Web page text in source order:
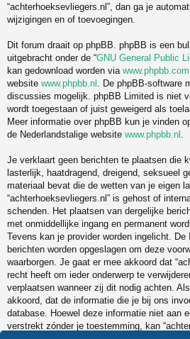
“achterhoeksevliegers.nl”, dan ga je
wijzigingen en of toevoegingen.
Dit forum draait op phpBB. phpBB is een
uitgebracht onder de “GNU General Public
kan gedownload worden via www.phpbb.com
website www.phpbb.nl
. De phpBB-software
discussies mogelijk. phpBB Limited is niet
wordt toegestaan of juist geweigerd als
Meer informatie over phpBB kun je vinden
de Nederlandstalige website www.phpbb.nl
Je verklaart geen berichten te plaatsen die
lasterlijk, haatdragend, dreigend, seksueel
materiaal bevat die de wetten van je eigen
“achterhoeksevliegers.nl” is gehost of
schenden. Het plaatsen van dergelijke
met onmiddellijke ingang en permanent
Tevens kan je provider worden ingelicht. De
berichten worden opgeslagen om deze
waarborgen. Je gaat er mee akkoord dat
recht heeft om ieder onderwerp te
verplaatsen wanneer zij dit nodig achten.
akkoord, dat de informatie die je bij ons
database. Hoewel deze informatie niet aan
verstrekt zónder je toestemming, kan